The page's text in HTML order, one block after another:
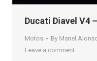
Ducati Diavel V4
Motos By Manel
Leave a comment